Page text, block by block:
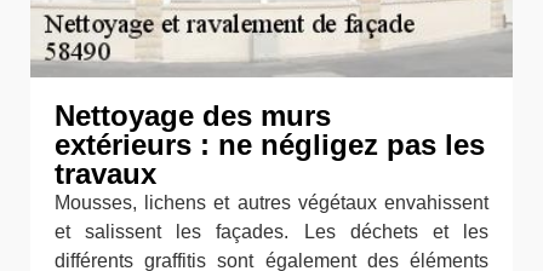
Nettoyage des murs
extérieurs : ne négligez pas les
travaux
Mousses, lichens et autres végétaux envahissent
et salissent les façades. Les déchets et les
différents graffitis sont également des éléments